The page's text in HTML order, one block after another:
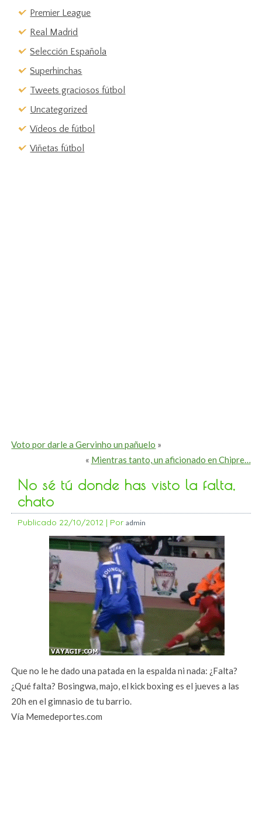
Premier League
Real Madrid
Selección Española
Superhinchas
Tweets graciosos fútbol
Uncategorized
Vídeos de fútbol
Viñetas fútbol
Voto por darle a Gervinho un pañuelo »
« Mientras tanto, un aficionado en Chipre…
No sé tú donde has visto la falta,
chato
Publicado 22/10/2012 | Por admin
Que no le he dado una patada en la espalda ni nada: ¿Falta?
¿Qué falta? Bosingwa, majo, el kick boxing es el jueves a las
20h en el gimnasio de tu barrio.
Vía Memedeportes.com